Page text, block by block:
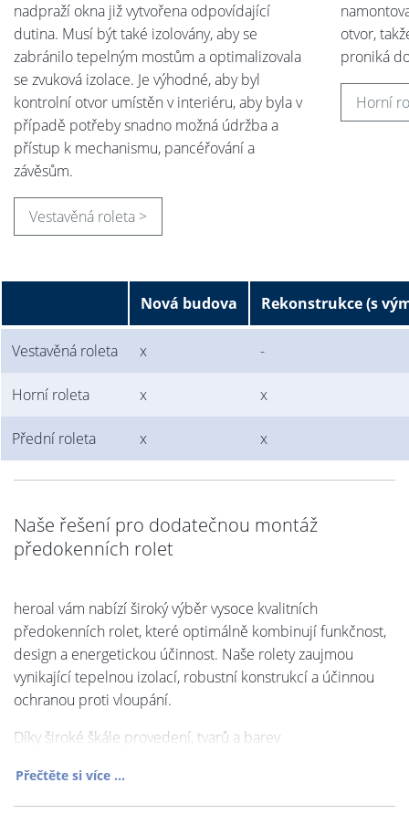
nadpraží okna již vytvořena odpovídající
dutina. Musí být také izolovány, aby se
zabránilo tepelným mostům a optimalizovala
se zvuková izolace. Je výhodné, aby byl
kontrolní otvor umístěn v interiéru, aby byla v
případě potřeby snadno možná údržba a
přístup k mechanismu, pancéřování a
závěsům.
Vestavěná roleta >
otvor,
proniká
Horní
Nová budova Rekonstrukce (s
Vestavěná roleta x -
Horní roleta x x
Přední roleta x x
Naše řešení pro dodatečnou montáž
předokenních rolet
heroal vám nabízí široký výběr vysoce kvalitních
předokenních rolet, které optimálně kombinují funkčnost,
design a energetickou účinnost. Naše rolety zaujmou
vynikající tepelnou izolací, robustní konstrukcí a účinnou
ochranou proti vloupání.
Díky široké škále provedení, tvarů a barev
Přečtěte si více ...